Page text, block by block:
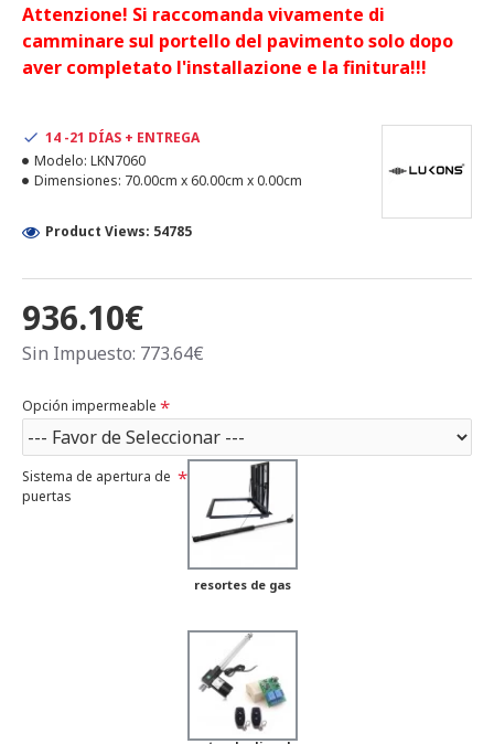
Attenzione! Si raccomanda vivamente di
camminare sul portello del pavimento solo dopo
aver completato l'installazione e la finitura!!!
936.10€
Sin Impuesto: 773.64€
14 -21 DÍAS + ENTREGA
Modelo: LKN7060
Dimensiones: 70.00cm x 60.00cm x 0.00cm
Product Views: 54785
Opción impermeable
Sistema de apertura de
puertas
resortes de gas